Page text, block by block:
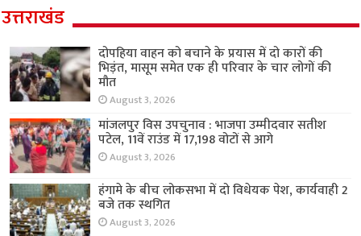
उत्तराखंड
दोपहिया वाहन को बचाने के प्रयास में दो कारों की
भिड़ंत, मासूम समेत एक ही परिवार के चार लोगों की
मौत
August 3, 2026
मांजलपुर विस उपचुनाव : भाजपा उम्मीदवार सतीश
पटेल, 11वें राउंड में 17,198 वोटों से आगे
August 3, 2026
हंगामे के बीच लोकसभा में दो विधेयक पेश, कार्यवाही 2
बजे तक स्थगित
August 3, 2026